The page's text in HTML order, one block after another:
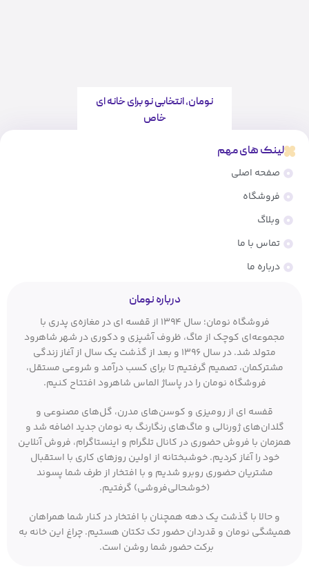
نومان، انتخابی نو برای خانه ای
خاص
لینک های مهم
صفحه اصلی
فروشگاه
وبلاگ
تماس با ما
درباره ما
درباره نومان
فروشگاه نومان؛ سال ۱۳۹۴ از قفسه ای در مغازه‌ی پدری با
مجموعه‌ای کوچک از ماگ، ظروف آشپزی و دکوری در شهر شاهرود
متولد شد. در سال ۱۳۹۶ و بعد از گذشت یک سال از آغاز زندگی
مشترکمان، تصمیم گرفتیم تا برای کسب درآمد و شروعی مستقل،
فروشگاه نومان را در پاساژ الماس شاهرود افتتاح کنیم.
قفسه ای از رومیزی و کوسن‌های مدرن، گل‌های مصنوعی و
گلدان‌های ژورنالی و ماگ‌های رنگارنگ به نومان جدید اضافه شد و
همزمان با فروش حضوری در کانال تلگرام و اینستاگرام، فروش آنلاین
خود را آغاز کردیم. خوشبختانه از اولین روزهای کاری با استقبال
مشتریان حضوری روبرو شدیم و با افتخار از طرف شما پسوند
(خوشحالی‌فروشی) گرفتیم.
و حالا با گذشت یک دهه همچنان با افتخار در کنار شما همراهان
همیشگی نومان و قدردان حضور تک تکتان هستیم. چراغ این خانه به
برکت حضور شما روشن است.